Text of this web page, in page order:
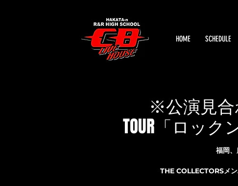
HOME SCHEDULE
※公演見合
TOUR「ロック
福岡
THE COLLECTORSメ